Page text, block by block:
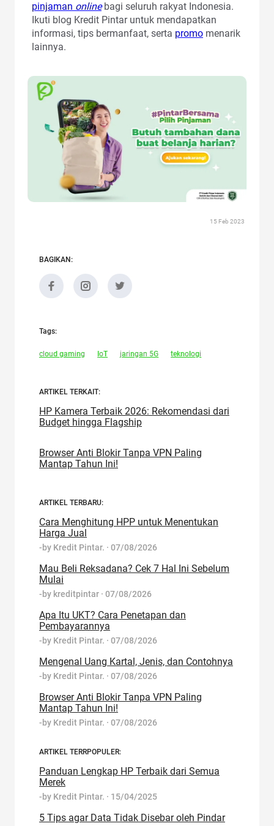
pinjaman onlinebagi seluruh rakyat Indonesia.
Ikuti blog Kredit Pintar untuk mendapatkan
informasi, tips bermanfaat, serta promo menarik
lainnya.
15 Feb 2023
BAGIKAN:
Tags:
cloud gaming IoT jaringan 5G teknologi
ARTIKEL TERKAIT:
HP Kamera Terbaik 2026: Rekomendasi dari
Budget hingga Flagship
Browser Anti Blokir Tanpa VPN Paling
Mantap Tahun Ini!
ARTIKEL TERBARU:
Cara Menghitung HPP untuk Menentukan
Harga Jual
-by Kredit Pintar. · 07/08/2026
Mau Beli Reksadana? Cek 7 Hal Ini Sebelum
Mulai
-by kreditpintar · 07/08/2026
Apa Itu UKT? Cara Penetapan dan
Pembayarannya
-by Kredit Pintar. · 07/08/2026
Mengenal Uang Kartal, Jenis, dan Contohnya
-by Kredit Pintar. · 07/08/2026
Browser Anti Blokir Tanpa VPN Paling
Mantap Tahun Ini!
-by Kredit Pintar. · 07/08/2026
ARTIKEL TERRPOPULER:
Panduan Lengkap HP Terbaik dari Semua
Merek
-by Kredit Pintar. · 15/04/2025
5 Tips agar Data Tidak Disebar oleh Pindar